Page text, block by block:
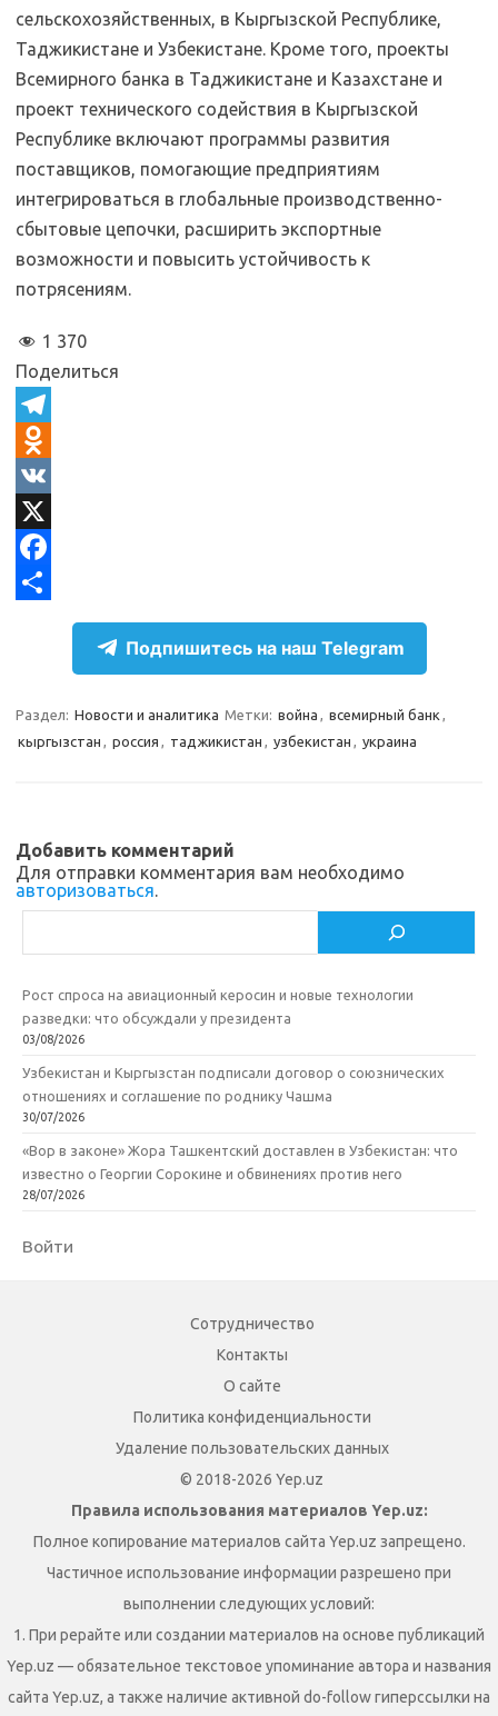
сельскохозяйственных, в Кыргызской Республике,
Таджикистане и Узбекистане. Кроме того, проекты
Всемирного банка в Таджикистане и Казахстане и
проект технического содействия в Кыргызской
Республике включают программы развития
поставщиков, помогающие предприятиям
интегрироваться в глобальные производственно-
сбытовые цепочки, расширить экспортные
возможности и повысить устойчивость к
потрясениям.
1 370
Поделиться
T
e
e
g
O
d
n
o
s
k
i
V
KX
F
bр
т
ь
Подпишитесь на наш Telegram
Раздел: Новости и аналитика Метки: война , всемирный банк ,
кыргызстан , россия , таджикистан , узбекистан , украина
Добавить комментарий
Для отправки комментария вам необходимо
авторизоваться.
Рост спроса на авиационный керосин и новые технологии
разведки: что обсуждали у президента
03/08/2026
Узбекистан и Кыргызстан подписали договор о союзнических
отношениях и соглашение по роднику Чашма
30/07/2026
«Вор в законе» Жора Ташкентский доставлен в Узбекистан: что
известно о Георгии Сорокине и обвинениях против него
28/07/2026
Войти
Сотрудничество
Контакты
О сайте
Политика конфиденциальности
Удаление пользовательских данных
© 2018-2026 Yep.uz
Правила использования материалов Yep.uz:
Полное копирование материалов сайта Yep.uz запрещено.
Частичное использование информации разрешено при
выполнении следующих условий:
1. При рерайте или создании материалов на основе публикаций
Yep.uz — обязательное текстовое упоминание автора и названия
сайта Yep.uz, а также наличие активной do-follow гиперссылки на